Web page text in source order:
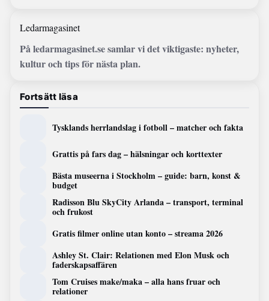
Ledarmagasinet
På ledarmagasinet.se samlar vi det viktigaste: nyheter,
kultur och tips för nästa plan.
Fortsätt läsa
Tysklands herrlandslag i fotboll – matcher och fakta
Grattis på fars dag – hälsningar och korttexter
Bästa museerna i Stockholm – guide: barn, konst &
budget
Radisson Blu SkyCity Arlanda – transport, terminal
och frukost
Gratis filmer online utan konto – streama 2026
Ashley St. Clair: Relationen med Elon Musk och
faderskapsaffären
Tom Cruises make/maka – alla hans fruar och
relationer